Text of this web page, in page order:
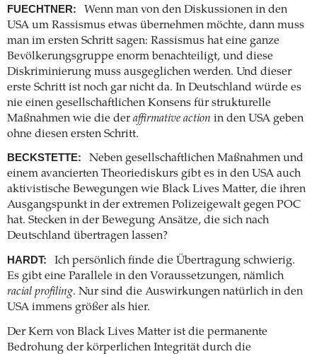
FUECHTNER:
Wenn man von den Diskussionen in den
USA um Rassismus etwas übernehmen möchte, dann muss
man im ersten Schritt sagen: Rassismus hat eine ganze
Bevölkerungsgruppe enorm benachteiligt, und diese
Diskriminierung muss ausgeglichen werden. Und dieser
erste Schritt ist noch gar nicht da. In Deutschland würde es
nie einen gesellschaftlichen Konsens für strukturelle
Maßnahmen wie die der affirmative action in den USA geben
ohne diesen ersten Schritt.
BECKSTETTE:
Neben gesellschaftlichen Maßnahmen und
einem avancierten Theoriediskurs gibt es in den USA auch
aktivistische Bewegungen wie Black Lives Matter, die ihren
Ausgangspunkt in der extremen Polizeigewalt gegen POC
hat. Stecken in der Bewegung Ansätze, die sich nach
Deutschland übertragen lassen?
HARDT:
Ich persönlich finde die Übertragung schwierig.
Es gibt eine Parallele in den Voraussetzungen, nämlich
racial profiling. Nur sind die Auswirkungen natürlich in den
USA immens größer als hier.
Der Kern von Black Lives Matter ist die permanente
Bedrohung der körperlichen Integrität durch die